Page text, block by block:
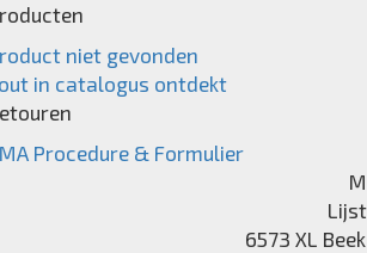
niet gevonden
in catalogus ontdekt
Procedure & Formulier
6573 XL